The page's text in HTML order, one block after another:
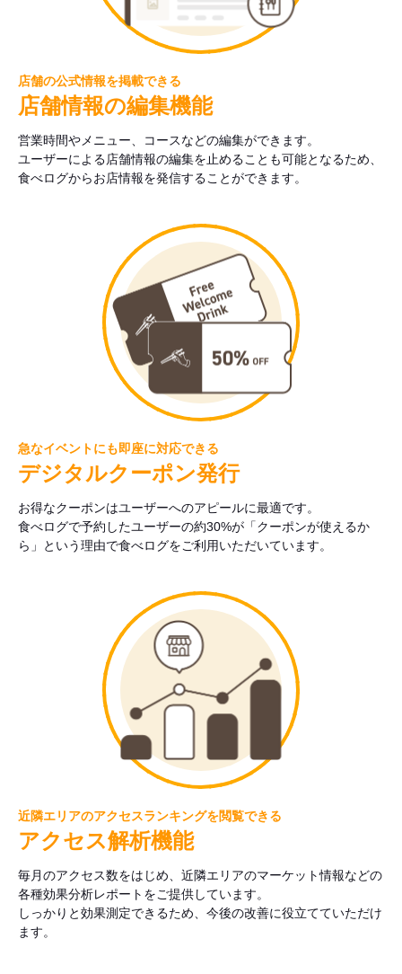
店舗の公式情報を掲載できる
店舗情報の編集機能
営業時間やメニュー、コースなどの編集ができます。
ユーザーによる店舗情報の編集を止めることも可能となるため、
食べログからお店情報を発信することができます。
急なイベントにも即座に対応できる
デジタルクーポン発行
お得なクーポンはユーザーへのアピールに最適です。
食べログで予約したユーザーの約30%が「クーポンが使えるか
ら」という理由で食べログをご利用いただいています。
近隣エリアのアクセスランキングを閲覧できる
アクセス解析機能
毎月のアクセス数をはじめ、近隣エリアのマーケット情報などの
各種効果分析レポートをご提供しています。
しっかりと効果測定できるため、今後の改善に役立てていただけ
ます。